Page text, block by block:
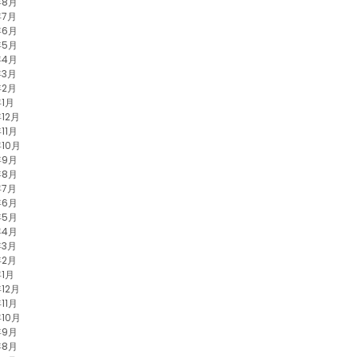
月
月
月
月
月
月
月
月
月
月
月
月
月
月
月
月
月
月
月
月
月
月
月
月